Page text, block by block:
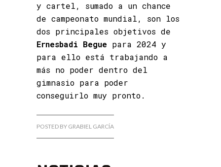
y cartel, sumado a un chance
de campeonato mundial, son los
dos principales objetivos de
Ernesbadi Begue para 2024 y
para ello está trabajando a
más no poder dentro del
gimnasio para poder
conseguirlo muy pronto.
POSTED BY GRABIEL GARCÍA